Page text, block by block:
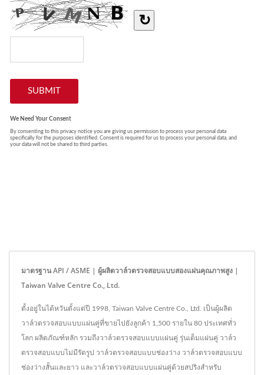
มาตรฐาน API / ASME | ผู้ผลิตวาล์วตรวจสอบแบบสองแผ่นคุณภาพสูง |
Taiwan Valve Centre Co., Ltd.
ตั้งอยู่ในไต้หวันตั้งแต่ปี 1998, Taiwan Valve Centre Co., Ltd. เป็นผู้ผลิต
วาล์วตรวจสอบแบบแผ่นคู่ที่ขายไปยังลูกค้า 1,500 รายใน 80 ประเทศทั่ว
โลก ผลิตภัณฑ์หลัก รวมถึงวาล์วตรวจสอบแบบแผ่นคู่ รุ่นเต็มแผ่นคู่ วาล์ว
ตรวจสอบแบบไม่มีรัดรูป วาล์วตรวจสอบแบบช่องว่าง วาล์วตรวจสอบแบบ
ช่องว่างสั้นและยาว และวาล์วตรวจสอบแบบแผ่นคู่ด้วยสปริงสำหรับ